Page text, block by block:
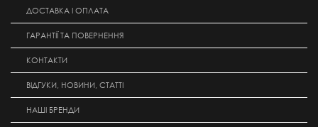
ДОСТАВКА І ОПЛАТА
ГАРАНТІЇ ТА ПОВЕРНЕННЯ
КОНТАКТИ
ВІДГУКИ, НОВИНИ, СТАТТІ
НАШІ БРЕНДИ